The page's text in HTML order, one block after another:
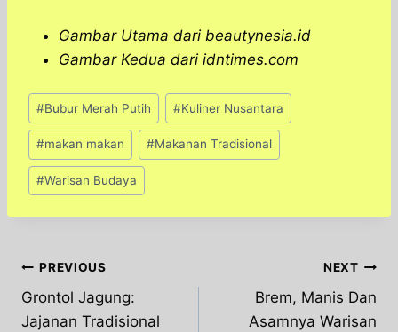
Gambar Utama dari beautynesia.id
Gambar Kedua dari idntimes.com
Post
Tags:
#Bubur Merah Putih #Kuliner Nusantara
#makan makan #Makanan Tradisional
#Warisan Budaya
Post
navigation
PREVIOUS
Grontol Jagung:
Jajanan Tradisional
NEXT
Brem, Manis Dan
Asamnya Warisan